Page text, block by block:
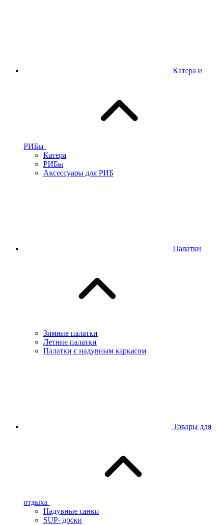
Катера и
РИБы
Катера
РИБы
Аксессуары для РИБ
Палатки
Зимние палатки
Летние палатки
Палатки с надувным каркасом
Товары для
отдыха
Надувные санки
SUP- доски